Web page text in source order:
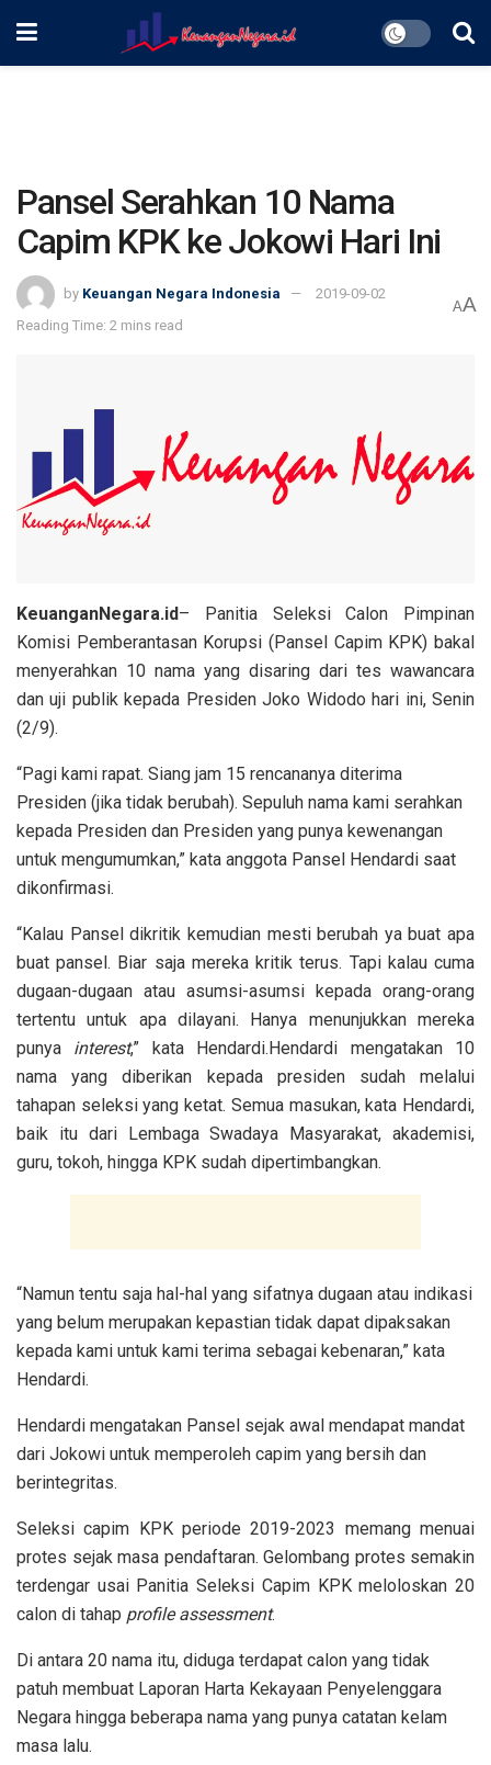
Pansel Serahkan 10 Nama
Capim KPK ke Jokowi Hari Ini
by Keuangan Negara Indonesia
2019-09-02
Reading Time: 2 mins read
AA
KeuanganNegara.id– Panitia Seleksi Calon Pimpinan
Komisi Pemberantasan Korupsi (Pansel Capim KPK) bakal
menyerahkan 10 nama yang disaring dari tes wawancara
dan uji publik kepada Presiden Joko Widodo hari ini, Senin
(2/9).
“Pagi kami rapat. Siang jam 15 rencananya diterima
Presiden (jika tidak berubah). Sepuluh nama kami serahkan
kepada Presiden dan Presiden yang punya kewenangan
untuk mengumumkan,” kata anggota Pansel Hendardi saat
dikonfirmasi.
“Kalau Pansel dikritik kemudian mesti berubah ya buat apa
buat pansel. Biar saja mereka kritik terus. Tapi kalau cuma
dugaan-dugaan atau asumsi-asumsi kepada orang-orang
tertentu untuk apa dilayani. Hanya menunjukkan mereka
punya interest,” kata Hendardi.Hendardi mengatakan 10
nama yang diberikan kepada presiden sudah melalui
tahapan seleksi yang ketat. Semua masukan, kata Hendardi,
baik itu dari Lembaga Swadaya Masyarakat, akademisi,
guru, tokoh, hingga KPK sudah dipertimbangkan.
“Namun tentu saja hal-hal yang sifatnya dugaan atau indikasi
yang belum merupakan kepastian tidak dapat dipaksakan
kepada kami untuk kami terima sebagai kebenaran,” kata
Hendardi.
Hendardi mengatakan Pansel sejak awal mendapat mandat
dari Jokowi untuk memperoleh capim yang bersih dan
berintegritas.
Seleksi capim KPK periode 2019-2023 memang menuai
protes sejak masa pendaftaran. Gelombang protes semakin
terdengar usai Panitia Seleksi Capim KPK meloloskan 20
calon di tahap profile assessment.
Di antara 20 nama itu, diduga terdapat calon yang tidak
patuh membuat Laporan Harta Kekayaan Penyelenggara
Negara hingga beberapa nama yang punya catatan kelam
masa lalu.